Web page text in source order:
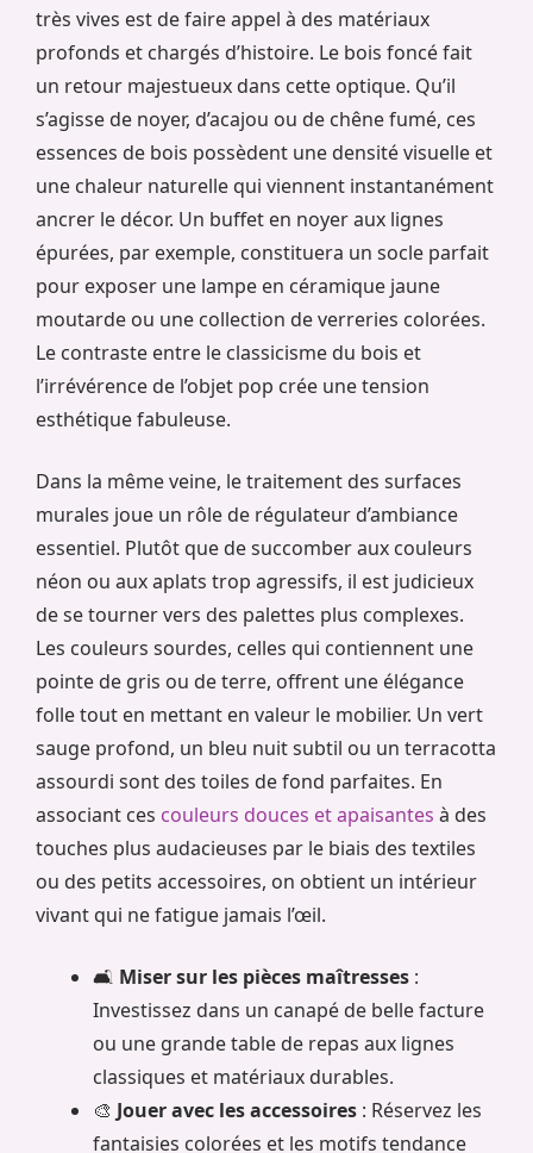
très vives est de faire appel à des matériaux
profonds et chargés d’histoire. Le bois foncé fait
un retour majestueux dans cette optique. Qu’il
s’agisse de noyer, d’acajou ou de chêne fumé, ces
essences de bois possèdent une densité visuelle et
une chaleur naturelle qui viennent instantanément
ancrer le décor. Un buffet en noyer aux lignes
épurées, par exemple, constituera un socle parfait
pour exposer une lampe en céramique jaune
moutarde ou une collection de verreries colorées.
Le contraste entre le classicisme du bois et
l’irrévérence de l’objet pop crée une tension
esthétique fabuleuse.
Dans la même veine, le traitement des surfaces
murales joue un rôle de régulateur d’ambiance
essentiel. Plutôt que de succomber aux couleurs
néon ou aux aplats trop agressifs, il est judicieux
de se tourner vers des palettes plus complexes.
Les couleurs sourdes, celles qui contiennent une
pointe de gris ou de terre, offrent une élégance
folle tout en mettant en valeur le mobilier. Un vert
sauge profond, un bleu nuit subtil ou un terracotta
assourdi sont des toiles de fond parfaites. En
associant ces couleurs douces et apaisantes à des
touches plus audacieuses par le biais des textiles
ou des petits accessoires, on obtient un intérieur
vivant qui ne fatigue jamais l’œil.
🛋️ Miser sur les pièces maîtresses :
Investissez dans un canapé de belle facture
ou une grande table de repas aux lignes
classiques et matériaux durables.
🎨 Jouer avec les accessoires : Réservez les
fantaisies colorées et les motifs tendance